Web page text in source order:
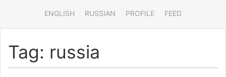
ENGLISH RUSSIAN PROFILE FEED
Tag: russia